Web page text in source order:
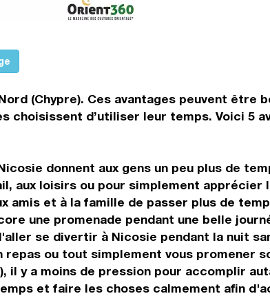
(Chypre). Ces avantages peuvent être
choisissent d’utiliser leur temps. Voici 5
donnent aux gens un peu plus de
aux loisirs ou pour simplement apprécier
amis et à la famille de passer plus de
une promenade pendant une belle
se divertir à Nicosie pendant la nuit
ou tout simplement vous promener
il y a moins de pression pour accomplir
et faire les choses calmement afin